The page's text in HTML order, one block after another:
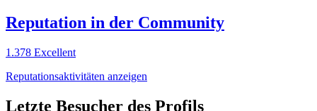
Reputation in der Community
1.378 Excellent
Reputationsaktivitäten anzeigen
Letzte Besucher des Profils